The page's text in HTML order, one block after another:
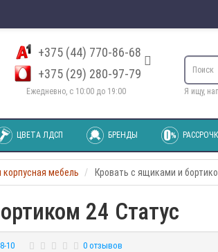
+375 (44) 770-86-68
+375 (29) 280-97-79
Ежедневно, с 10:00 до 19:00 Я ищу,
ЦВЕТА ЛДСП БРЕНДЫ
корпусная мебель Кровать с ящиками и
24 Статус
10 0 отзывов